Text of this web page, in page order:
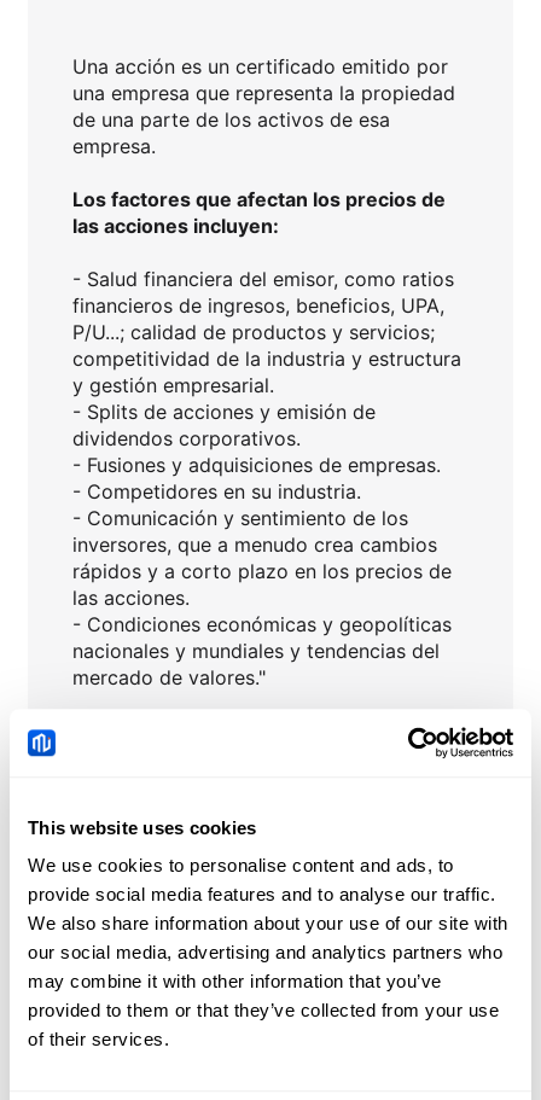
This website uses cookies
We use cookies to personalise content and ads, to
provide social media features and to analyse our traffic.
We also share information about your use of our site with
our social media, advertising and analytics partners who
may combine it with other information that you’ve
provided to them or that they’ve collected from your use
of their services.
Una acción es un certificado emitido por
una empresa que representa la propiedad
de una parte de los activos de esa
empresa.
Los factores que afectan los precios de
las acciones incluyen:
- Salud financiera del emisor, como ratios
financieros de ingresos, beneficios, UPA,
P/U...; calidad de productos y servicios;
competitividad de la industria y estructura
y gestión empresarial.
- Splits de acciones y emisión de
dividendos corporativos.
- Fusiones y adquisiciones de empresas.
- Competidores en su industria.
- Comunicación y sentimiento de los
inversores, que a menudo crea cambios
rápidos y a corto plazo en los precios de
las acciones.
- Condiciones económicas y geopolíticas
nacionales y mundiales y tendencias del
mercado de valores."
Haga clic para consultar más información
▶Calendario de resultados empresariales
ABTNoticias